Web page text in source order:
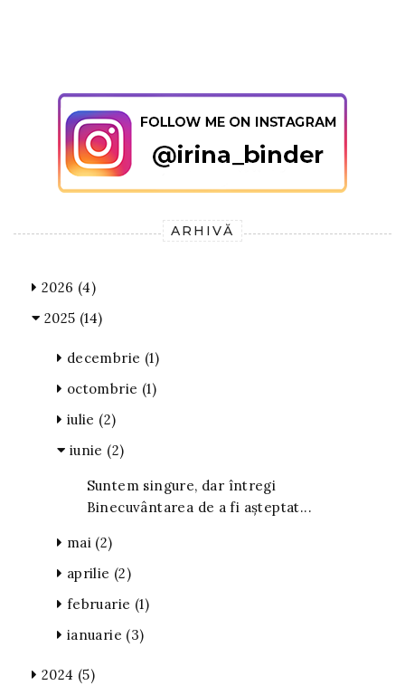
ARHIVĂ
2026 (4)
2025 (14)
decembrie (1)
octombrie (1)
iulie (2)
iunie (2)
Suntem singure, dar întregi
Binecuvântarea de a fi așteptat...
mai (2)
aprilie (2)
februarie (1)
ianuarie (3)
2024 (5)